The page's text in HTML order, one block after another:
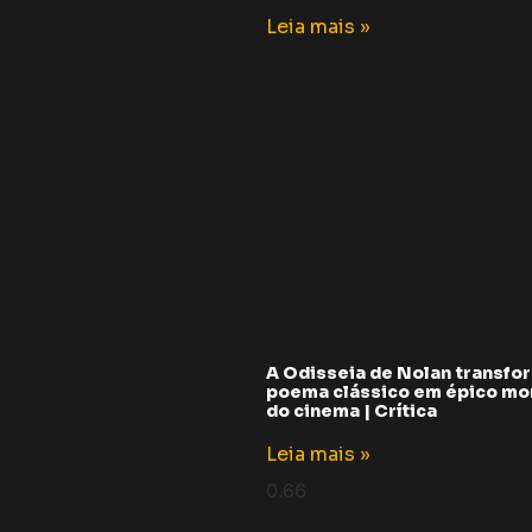
Leia mais »
A Odisseia de Nolan
poema clássico em épico
do cinema | Crítica
Leia mais »